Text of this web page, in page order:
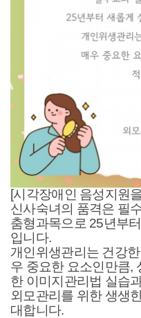
[시각장애인 음성지원
신사숙녀의 품격은 필
춤형과목으로 25년부
입니다.
개인위생관리는 건강
우 중요한 요소인만큼,
한 이미지관리법 실습
외모관리를 위한 생생
대합니다.